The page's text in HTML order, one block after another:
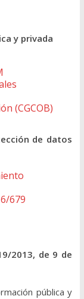
y privada
(CGCOB)
de datos
679
2013, de 9 de
pública y